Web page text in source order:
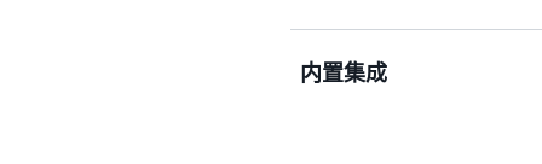
只需为Kinesis Data
内置集成